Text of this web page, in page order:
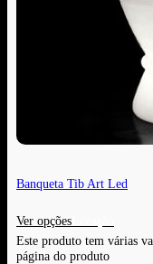
Banqueta Tib Art Led
Ver opções
Este produto tem várias
página do produto